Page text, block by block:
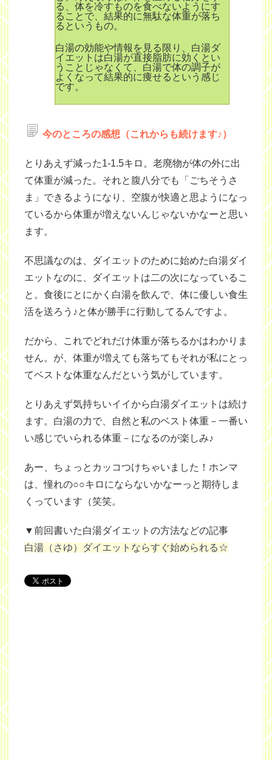
る、体を冷すものを食べないようにす
ることで、 結果的に無駄な体重が落ち
るというもの。
白湯の効能や情報を見る限り、白湯ダ
イエットは白湯が直接脂肪に効くとい
うことじゃなくて、白湯で体の調子が
よくなって結果的に痩せるという感じ
です。
今のところの感想（これからも続けます♪）
とりあえず減った1-1.5キロ。老廃物が体の外に出
て体重が減った。それと腹八分でも「ごちそうさ
ま」できるようになり、空腹が快適と思ようになっ
ているから体重が増えないんじゃないかなーと思い
ます。
不思議なのは、ダイエットのために始めた白湯ダイ
エットなのに、ダイエットは二の次になっているこ
と。食後にとにかく白湯を飲んで、体に優しい食生
活を送ろう♪と体が勝手に行動してるんですよ。
だから、これでどれだけ体重が落ちるかはわかりま
せん。が、体重が増えても落ちてもそれが私にとっ
てベストな体重なんだという気がしています。
とりあえず気持ちいイイから白湯ダイエットは続け
ます。白湯の力で、自然と私のベスト体重－一番い
い感じでいられる体重－になるのが楽しみ♪
あー、ちょっとカッコつけちゃいました！ホンマ
は、憧れの○○キロにならないかなーっと期待しま
くっています（笑笑。
▼前回書いた白湯ダイエットの方法などの記事
白湯（さゆ）ダイエットならすぐ始められる☆